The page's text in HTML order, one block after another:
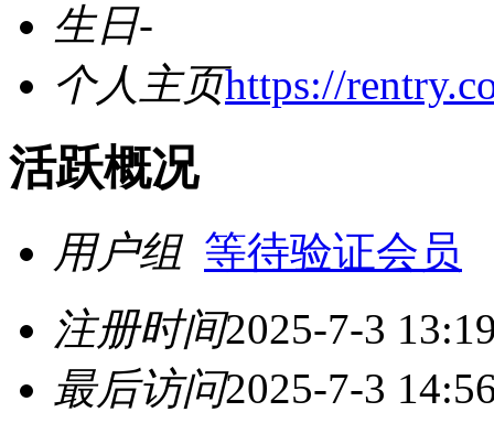
生日-
个人主页https://
活跃概况
用户组 等待验证会员
注册时间2025-7-3
最后访问2025-7-3